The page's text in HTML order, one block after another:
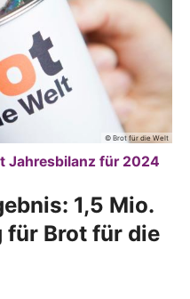
© Brot für die Welt
Jahresbilanz für 2024
1,5 Mio.
für Brot für die